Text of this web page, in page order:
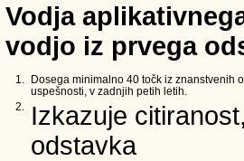
Vodja
vodjo iz prvega
1.
Dosega minimalno 40 točk iz znanstvenih
uspešnosti, v zadnjih petih letih.
2.
Izkazuje
odstavka